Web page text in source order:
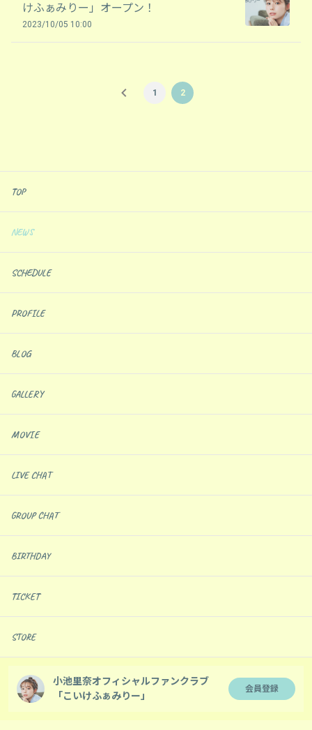
けふぁみりー」オープン！
2023/10/05 10:00
1 2
TOP
NEWS
SCHEDULE
PROFILE
BLOG
GALLERY
MOVIE
LIVE CHAT
GROUP CHAT
BIRTHDAY
TICKET
STORE
小池里奈オフィシャルファンクラブ
「こいけふぁみりー」
会員登録